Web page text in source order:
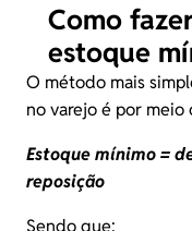
Como
estoque
O método mais
no varejo é por meio
Estoque mínimo =
reposição
Sendo que: